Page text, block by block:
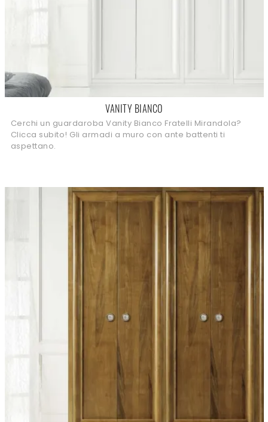
VANITY BIANCO
Cerchi un guardaroba Vanity Bianco Fratelli Mirandola?
Clicca subito! Gli armadi a muro con ante battenti ti
aspettano.